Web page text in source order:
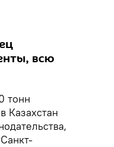
всю
тонн
Казахстан